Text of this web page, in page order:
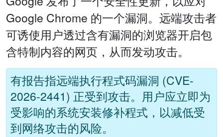
Google Chrome 的一个漏洞。远端攻击者
可诱使用户透过含有漏洞的浏览器开启包
含特制内容的网页，从而发动攻击。
有报告指远端执行程式码漏洞 (CVE-
2026-2441) 正受到攻击。用户应立即为
受影响的系统安装修补程式，以减低受
到网络攻击的风险。